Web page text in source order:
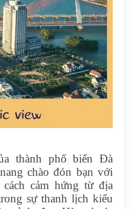
thành phố biển Đà
chào đón bạn với
cảm hứng từ địa
sự thanh lịch kiểu